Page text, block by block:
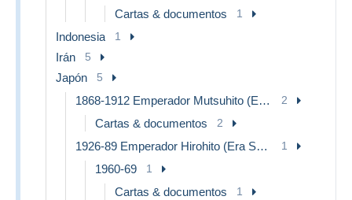
Cartas & documentos 1
Indonesia 1
Irán 5
Japón 5
1868-1912 Emperador Mutsuhito (Era Meiji) 2
Cartas & documentos 2
1926-89 Emperador Hirohito (Era Showa) 1
1960-69 1
Cartas & documentos 1